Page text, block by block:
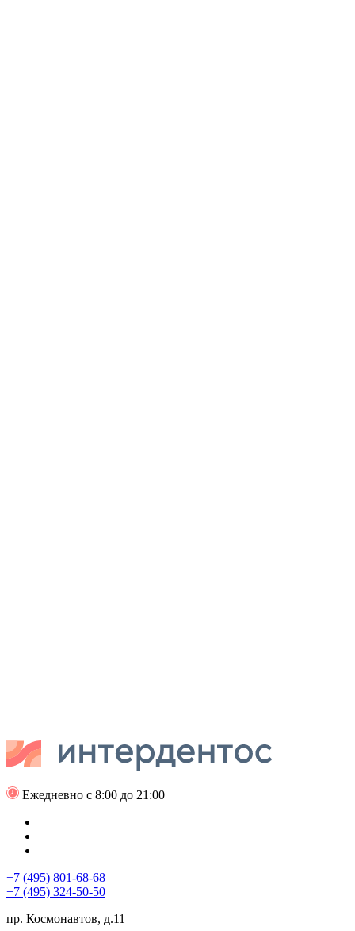
Ежедневно с 8:00 до 21:00
+7 (495) 801-68-68
+7 (495) 324-50-50
пр. Космонавтов, д.11